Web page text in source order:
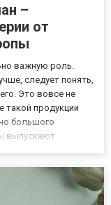
–
от
важную роль.
следует понять,
Это вовсе не
такой продукции
большого
выпускают